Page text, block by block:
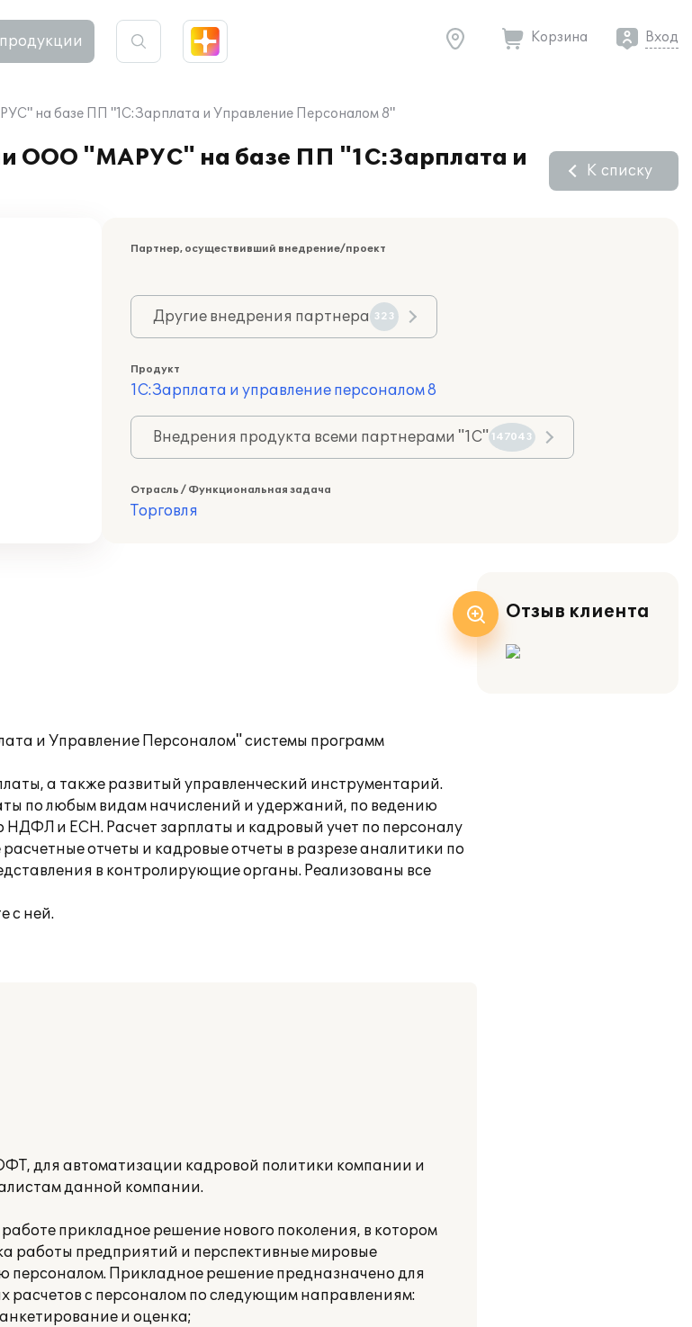
Корзина Вход
на базе ПП "1С:Зарплата и Управление Персоналом 8"
ООО "МАРУС" на базе ПП "1С:Зарплата и
К списку
Партнер, осуществивший внедрение/проект
Другие внедрения партнера 323
Продукт
1С:Зарплата и управление персоналом 8
Внедрения продукта всеми партнерами "1С" 147043
Отрасль / Функциональная задача
Торговля
и Управление Персоналом" системы программ
а также развитый управленческий инструментарий.
по любым видам начислений и удержаний, по ведению
НДФЛ и ЕСН. Расчет зарплаты и кадровый учет по персоналу
отчеты и кадровые отчеты в разрезе аналитики по
в контролирующие органы. Реализованы все
с ней.
для автоматизации кадровой политики компании и
данной компании.
прикладное решение нового поколения, в котором
работы предприятий и перспективные мировые
персоналом. Прикладное решение предназначено для
с персоналом по следующим направлениям:
и оценка;
Отзыв клиента